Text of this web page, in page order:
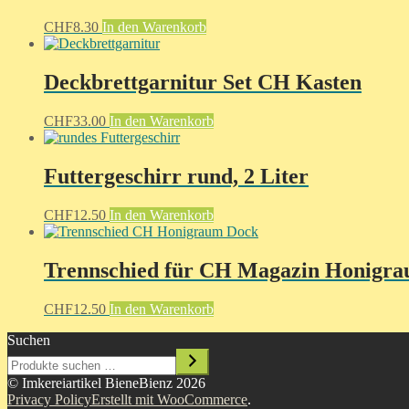
CHF8.30 In den Warenkorb
Deckbrettgarnitur Set CH Kasten
CHF33.00 In den Warenkorb
Futtergeschirr rund, 2 Liter
CHF12.50 In den Warenkorb
Trennschied für CH Magazin
CHF12.50 In den Warenkorb
Suchen
© Imkereiartikel BieneBienz 2026
Privacy PolicyErstellt mit WooCommerce.